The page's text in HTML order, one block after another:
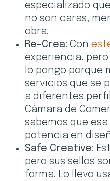
especializado
no son caras,
obra.
Re-Crea: Con
experiencia, pero
lo pongo porque
servicios que se
a diferentes
Cámara de
sabemos que
potencia en
Safe Creative:
pero sus sellos
forma. Lo llevo